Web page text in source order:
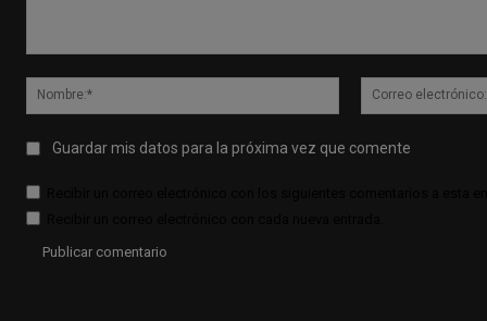
Nombre:*
Guardar mis datos para la próxima vez que comente